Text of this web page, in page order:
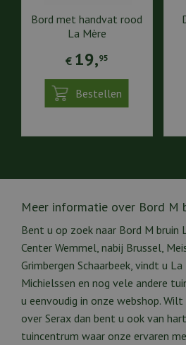
Bord met handvat rood
La Mère
€ 19,95
Bestellen
Meer informatie over Bord M
Bent u op zoek naar Bord M bruin
Center Wemmel, nabij Brussel,
Grimbergen Schaarbeek, vindt u La
Michielssen en nog vele andere
u eenvoudig in onze webshop.
over Serax dan bent u ook van
tuincentrum waar onze ervaren